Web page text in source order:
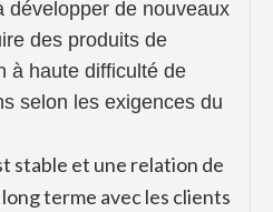
développer de nouveaux
des produits de
à haute difficulté de
selon les exigences du
stable et une relation de
terme avec les clients